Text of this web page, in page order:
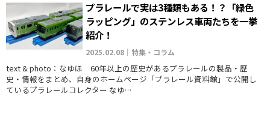
プラレールで実は3種類もある！？「緑色
ラッピング」のステンレス車両たちを一挙
紹介！
2025.02.08｜特集・コラム
text & photo：なゆほ 60年以上の歴史があるプラレールの製品・歴
史・情報をまとめ、自身のホームページ「プラレール資料館」で公開し
ているプラレールコレクター なゆ…